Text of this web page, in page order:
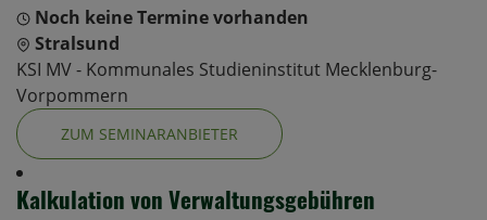
Noch keine Termine vorhanden
Stralsund
KSI MV - Kommunales Studieninstitut Mecklenburg-
Vorpommern
ZUM SEMINARANBIETER
Kalkulation von Verwaltungsgebühren